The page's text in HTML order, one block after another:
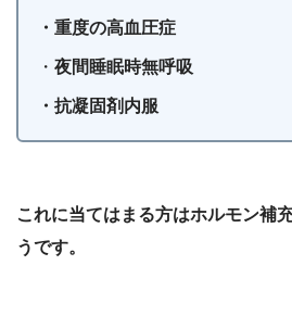
・重度の高血圧症
・夜間睡眠時無呼吸
・抗凝固剤内服
これに当てはまる方はホルモン補
うです。